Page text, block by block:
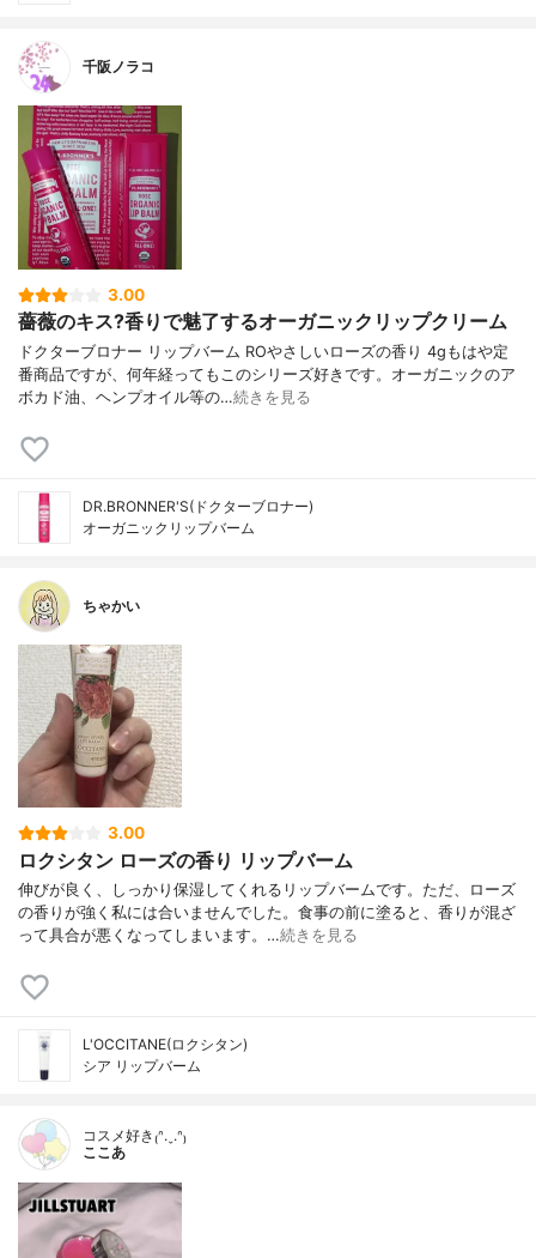
千阪ノラコ
3.00
薔薇のキス?香りで魅了するオーガニックリップクリーム
ドクターブロナー リップバーム ROやさしいローズの香り 4gもはや定
番商品ですが、何年経ってもこのシリーズ好きです。オーガニックのア
ボカド油、ヘンプオイル等の…続きを見る
DR.BRONNER'S(ドクターブロナー)
オーガニックリップバーム
ちゃかい
3.00
ロクシタン ローズの香り リップバーム
伸びが良く、しっかり保湿してくれるリップバームです。ただ、ローズ
の香りが強く私には合いませんでした。食事の前に塗ると、香りが混ざ
って具合が悪くなってしまいます。…続きを見る
L'OCCITANE(ロクシタン)
シア リップバーム
コスメ好き₍ᐢ.ˬ.ᐢ₎
ここあ